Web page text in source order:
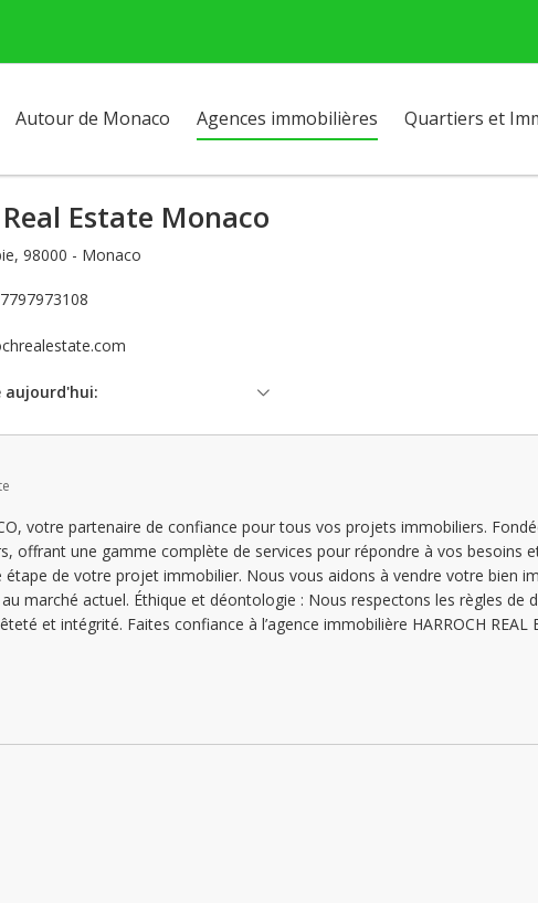
Autour de Monaco Agences immobilières Quartiers et
Estate Monaco
98000 - Monaco
aujourd'hui:
- 12:00 | 14:00 - 18:00
- 12:00 | 14:00 - 18:00
09:00 - 12:00 | 14:00 - 18:00
- 12:00 | 14:00 - 18:00
09:00 - 12:00 | 14:00 - 18:00
votre partenaire de confiance pour tous vos projets immobiliers.
offrant une gamme complète de services pour répondre à vos besoins
de votre projet immobilier. Nous vous aidons à vendre votre bien
marché actuel. Éthique et déontologie : Nous respectons les règles
et intégrité. Faites confiance à l’agence immobilière HARROCH REAL